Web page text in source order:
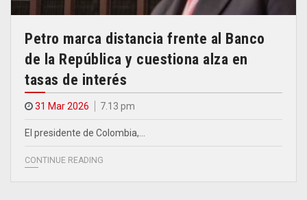
Petro marca distancia frente al Banco
de la República y cuestiona alza en
tasas de interés
31 Mar 2026 7.13 pm
El presidente de Colombia,…
CONTINUE READING